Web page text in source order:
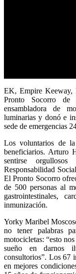
EK, Empire Keeway,
Pronto Socorro
ensambladora de
luminarias y donó e
sede de emergencias
Los voluntarios de
beneficiarios. Arturo
sentirse
Responsabilidad
El Pronto Socorro
de 500 personas al
gastrointestinales,
inmunización.
Yorky Maribel
no tener palabras
motocicletas: “esto
sueño en darnos
consultorios”. Los 67
en mejores